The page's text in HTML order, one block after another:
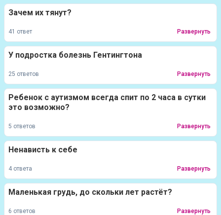
Зачем их тянут?
41 ответ Развернуть
У подростка болезнь Гентингтона
25 ответов Развернуть
Ребенок с аутизмом всегда спит по 2 часа в сутки
это возможно?
5 ответов Развернуть
Ненависть к себе
4 ответа Развернуть
Маленькая грудь, до скольки лет растёт?
6 ответов Развернуть